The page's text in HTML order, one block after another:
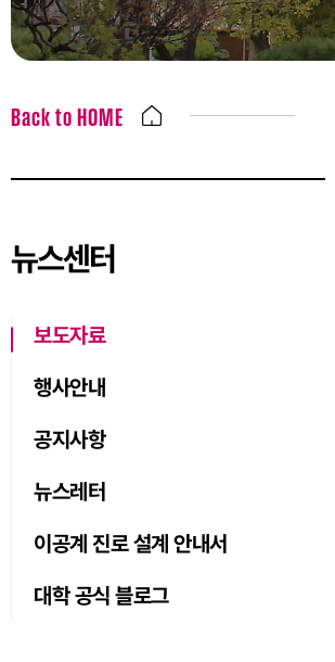
Back to HOME
뉴스센터
보도자료
행사안내
공지사항
뉴스레터
이공계 진로 설계 안내서
대학 공식 블로그